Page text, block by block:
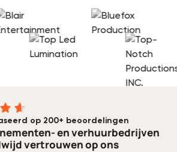
op 200+ beoordelingen
en verhuurbedrijven
vertrouwen op ons